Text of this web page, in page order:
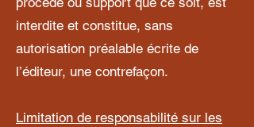
interdite et constitue, sans
autorisation préalable écrite de
l’éditeur, une contrefaçon.
Limitation de responsabilité sur les